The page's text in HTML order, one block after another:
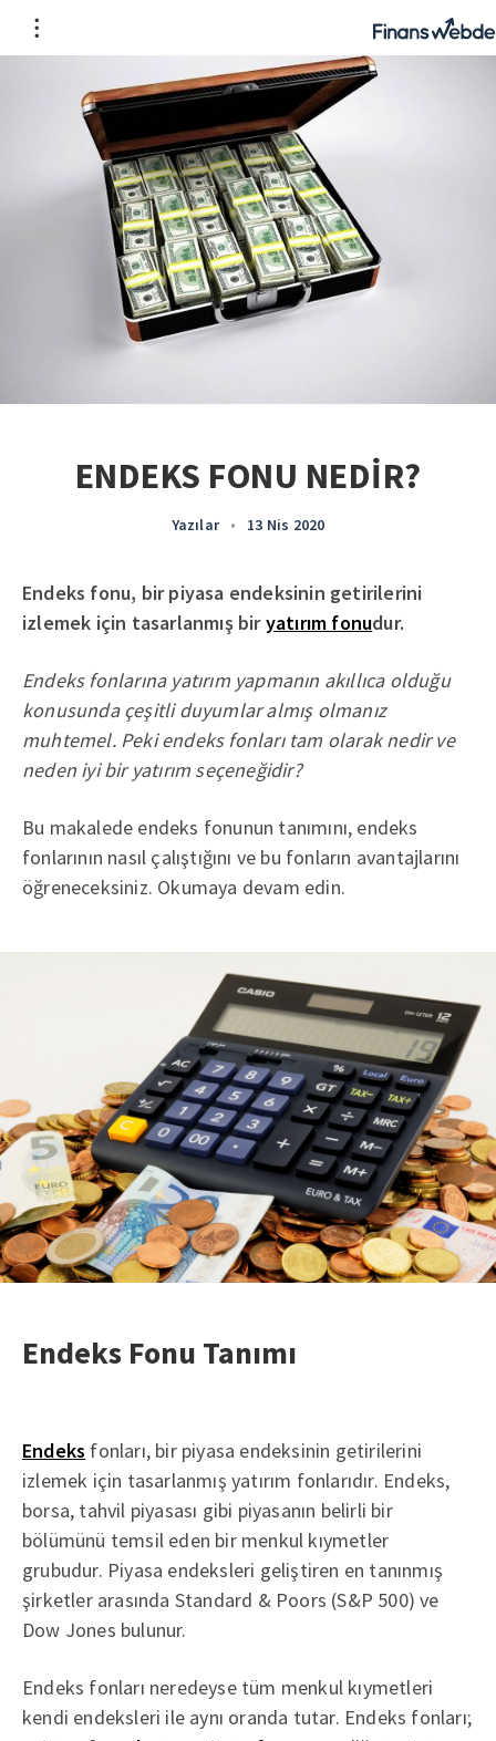
ENDEKS FONU NEDİR?
Yazılar • 13 Nis 2020
Endeks fonu, bir piyasa endeksinin getirilerini
izlemek için tasarlanmış biryatırım fonudur.
Endeks fonlarına yatırım yapmanın akıllıca olduğu
konusunda çeşitli duyumlar almış olmanız
muhtemel. Peki endeks fonları tam olarak nedir ve
neden iyi bir yatırım seçeneğidir?
Bu makalede endeks fonunun tanımını, endeks
fonlarının nasıl çalıştığını ve bu fonların avantajlarını
öğreneceksiniz. Okumaya devam edin.
Endeks Fonu Tanımı
Endeks fonları, bir piyasa endeksinin getirilerini
izlemek için tasarlanmış yatırım fonlarıdır. Endeks,
borsa, tahvil piyasası gibi piyasanın belirli bir
bölümünü temsil eden bir menkul kıymetler
grubudur. Piyasa endeksleri geliştiren en tanınmış
şirketler arasında Standard & Poors (S&P 500) ve
Dow Jones bulunur.
Endeks fonları neredeyse tüm menkul kıymetleri
kendi endeksleri ile aynı oranda tutar. Endeks fonları;